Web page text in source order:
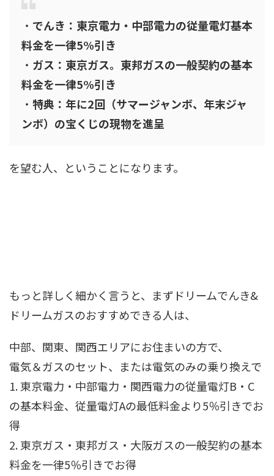
・ でんき：東京電力・中部電力の従量電灯基本
料金を一律5%引き
・ ガス：東京ガス。東邦ガスの一般契約の基本
料金を一律5%引き
・ 特典：年に2回（サマージャンボ、年末ジャ
ンボ）の宝くじの現物を進呈
を望む人、ということになります。
もっと詳しく細かく言うと、まずドリームでんき&
ドリームガスのおすすめできる人は、
中部、関東、関西エリアにお住まいの方で、
電気＆ガスのセット、または電気のみの乗り換えで
1. 東京電力・中部電力・関西電力の従量電灯B・C
の基本料金、従量電灯Aの最低料金より5％引きでお
得
2. 東京ガス・東邦ガス・大阪ガスの一般契約の基本
料金を一律5％引きでお得